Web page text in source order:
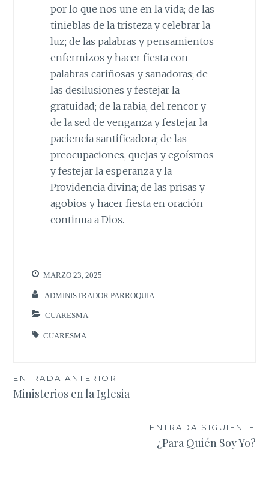
por lo que nos une en la vida; de las
tinieblas de la tristeza y celebrar la
luz; de las palabras y pensamientos
enfermizos y hacer fiesta con
palabras cariñosas y sanadoras; de
las desilusiones y festejar la
gratuidad; de la rabia, del rencor y
de la sed de venganza y festejar la
paciencia santificadora; de las
preocupaciones, quejas y egoísmos
y festejar la esperanza y la
Providencia divina; de las prisas y
agobios y hacer fiesta en oración
continua a Dios.
MARZO 23, 2025
ADMINISTRADOR PARROQUIA
CUARESMA
CUARESMA
Navegación
de
ENTRADA ANTERIOR
Ministerios en la Iglesia
ENTRADA SIGUIENTE
¿Para Quién Soy Yo?